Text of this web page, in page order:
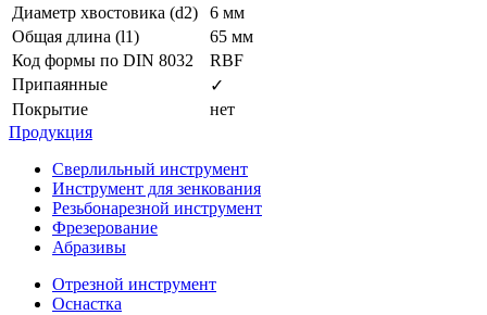
Диаметр хвостовика (d2)
6 мм
Общая длина (l1)
65 мм
Код формы по DIN 8032
RBF
Припаянные
✓
Покрытие
нет
Продукция
Сверлильный инструмент
Инструмент для зенкования
Резьбонарезной инструмент
Фрезерование
Абразивы
Отрезной инструмент
Оснастка